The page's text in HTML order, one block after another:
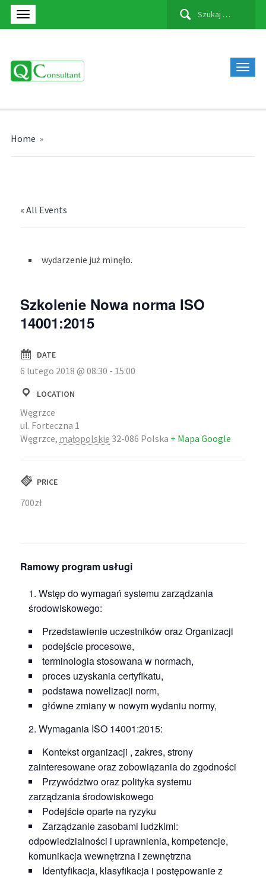
Szukaj:
Home »
« All Events
wydarzenie już minęło.
Szkolenie Nowa norma ISO
14001:2015
DATE
6 lutego 2018 @ 08:30 - 15:00
LOCATION
Węgrzce
ul. Forteczna 1
Węgrzce, małopolskie 32-086 Polska + Mapa Google
PRICE
700zł
Ramowy program usługi
Wstęp do wymagań systemu zarządzania
środowiskowego:
Przedstawienie uczestników oraz Organizacji
podejście procesowe,
terminologia stosowana w normach,
proces uzyskania certyfikatu,
podstawa nowelizacji norm,
główne zmiany w nowym wydaniu normy,
Wymagania ISO 14001:2015:
Kontekst organizacji , zakres, strony
zainteresowane oraz zobowiązania do zgodności
Przywództwo oraz polityka systemu
zarządzania środowiskowego
Podejście oparte na ryzyku
Zarządzanie zasobami ludzkimi:
odpowiedzialności i uprawnienia, kompetencje,
komunikacja wewnętrzna i zewnętrzna
Identyfikacja, klasyfikacja i postępowanie z